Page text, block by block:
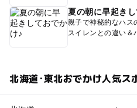
夏の朝に早起き
親子で神秘的なハス
スイレンとの違い＆
北海道･東北おでかけ人気ス